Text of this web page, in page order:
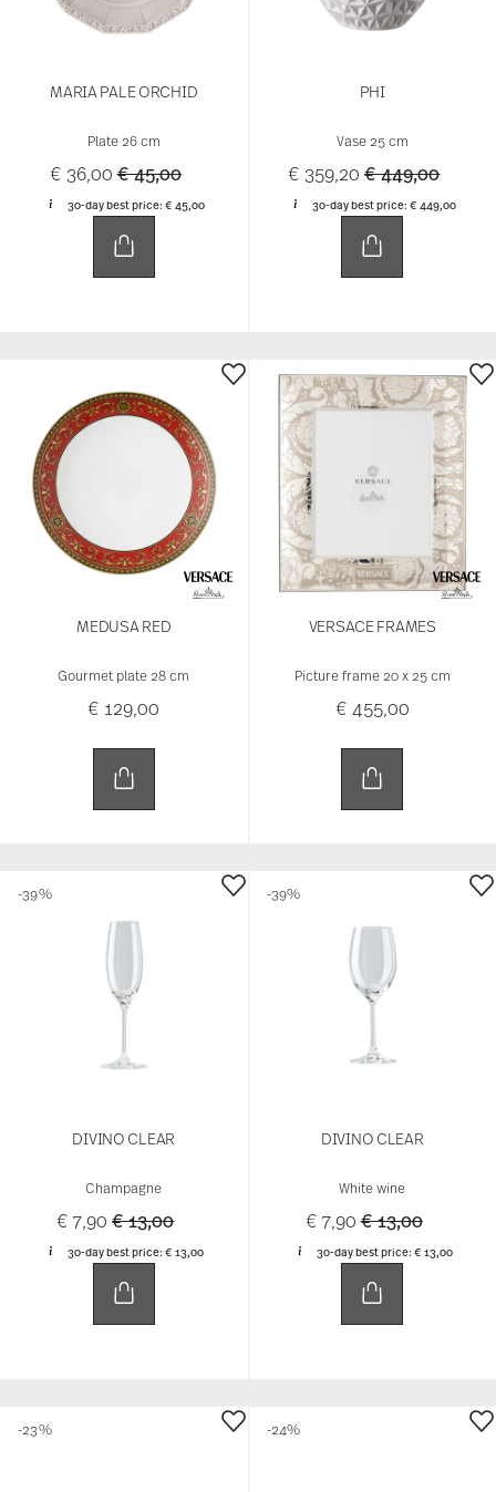
MARIA PALE ORCHID
Plate 26 cm
€ 36,00Price reduced from
€ 45,00to
30-day best price: € 45,00
PHI
Vase 25 cm
€ 359,20Price reduced
€ 449,00to
30-day best price:€ 449,00
MEDUSA RED
Gourmet plate 28 cm
€ 129,00
VERSACE FRAMES
Picture frame 20 x 25 cm
€ 455,00
DIVINO CLEAR
Champagne
€ 7,90Price reduced from
€ 13,00to
30-day best price:€ 13,00
-39%
DIVINO CLEAR
White wine
€ 7,90Price reduced
€ 13,00to
30-day best price: € 13,00
-39%
-23% -24%